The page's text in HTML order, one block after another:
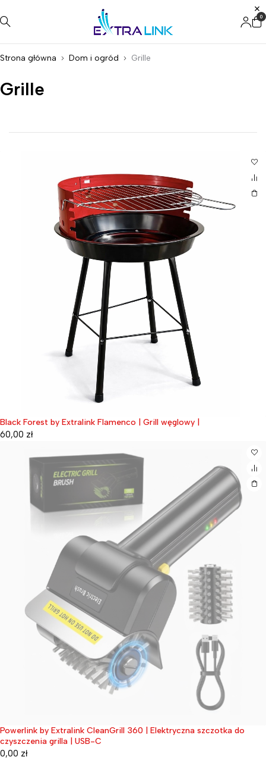
0
Strona główna Dom i ogród Grille
Grille
Black Forest by Extralink Flamenco | Grill węglowy |
60,00 zł
Wyprzedane
Powerlink by Extralink CleanGrill 360 | Elektryczna szczotka do
czyszczenia grilla | USB-C
0,00 zł